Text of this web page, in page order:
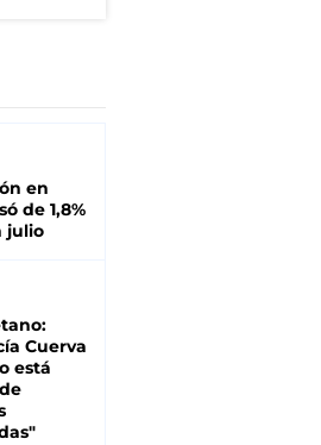
en
de 1,8%
julio
Cuerva
está